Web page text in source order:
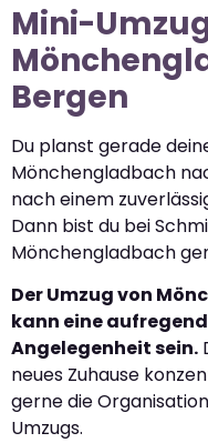
Mini-
Bergen
Du planst gerade
Mönchengladbach
nach einem
Dann bist du bei
Mönchengladbach
Der Umzug von
kann eine
Angelegenheit sein.
neues Zuhause
gerne die
Umzugs.